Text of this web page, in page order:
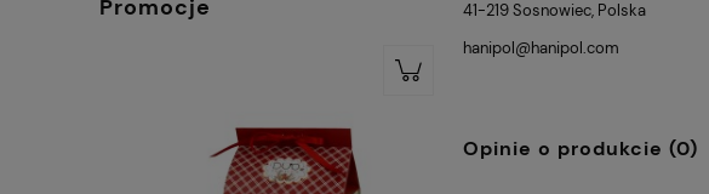
Promocje
41-219 Sosnowiec, Polska
hanipol@hanipol.com
Opinie o produkcie (0)